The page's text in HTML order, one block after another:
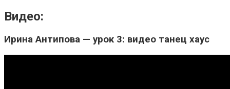
Видео:
Ирина Антипова — урок 3: видео танец хаус